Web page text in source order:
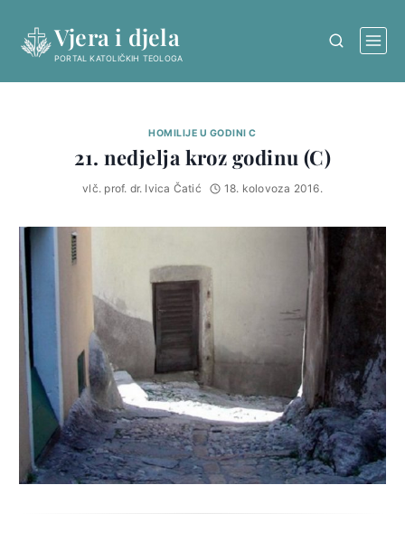
content
Vjera i djela
PORTAL KATOLIČKIH TEOLOGA
HOMILIJE U GODINI C
21. nedjelja kroz godinu (C)
vlč. prof. dr. Ivica Čatić 18. kolovoza 2016.